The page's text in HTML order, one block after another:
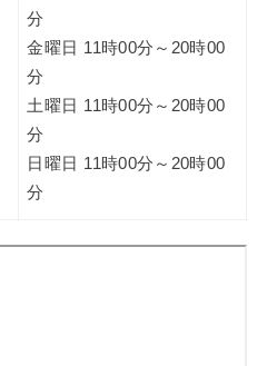
分
金曜日 11時00分～20時00
分
土曜日 11時00分～20時00
分
日曜日 11時00分～20時00
分